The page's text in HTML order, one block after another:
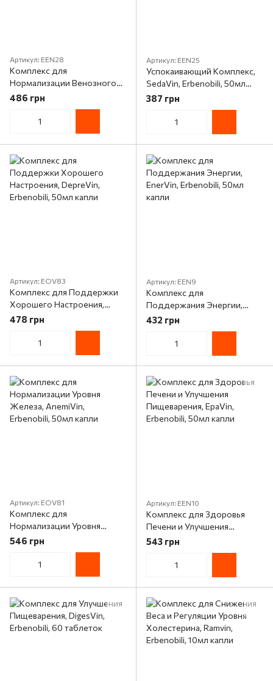
Артикул: EEN28
Комплекс для
Нормализации Венозного
Кровообращения, VenaVin,
Erbenobili, 50мл капли
486 грн
Артикул: EEN25
Успокаивающий Комплекс,
SedaVin, Erbenobili, 50мл
капли
387 грн
Артикул: EOV83
Комплекс для Поддержки
Хорошего Настроения,
DepreVin, Erbenobili, 50мл
478 грн
Артикул: EEN9
Комплекс для
Поддержания Энергии,
EnerVin, Erbenobili, 50мл
432 грн
Артикул: EOV81
Комплекс для
Нормализации Уровня
Железа, AnemiVin,
Erbenobili, 50мл капли
546 грн
Артикул: EEN10
Комплекс для Здоровья
Печени и Улучшения
Пищеварения, EpaVin,
Erbenobili, 50мл капли
543 грн